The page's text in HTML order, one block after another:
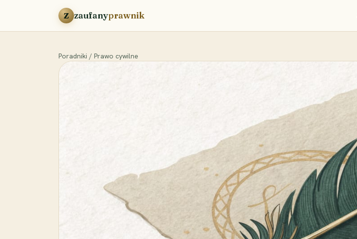
Przejdź do treści
Z zaufanyprawnik
Poradniki / Prawo cywilne